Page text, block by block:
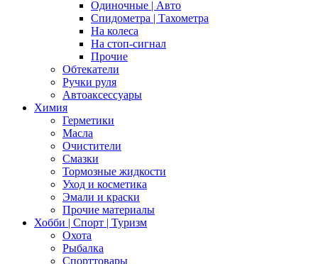
Одиночные | Авто
Спидометра | Тахометра
На колеса
На стоп-сигнал
Прочие
Обтекатели
Ручки руля
Автоаксессуары
Химия
Герметики
Масла
Очистители
Смазки
Тормозные жидкости
Уход и косметика
Эмали и краски
Прочие материалы
Хобби | Cпорт | Туризм
Охота
Рыбалка
Спорттовары